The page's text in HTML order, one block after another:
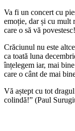
Va fi un concert cu
emoție, dar și cu mult
care o să vă povestesc!
Crăciunul nu este
ca toată luna
înțelegem iar, mai
care o cânt de mai
Vă aștept cu tot
colindă!” (Paul